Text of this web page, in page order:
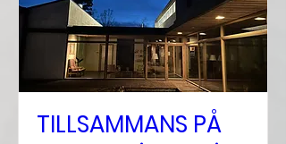
TILLSAMMANS PÅ